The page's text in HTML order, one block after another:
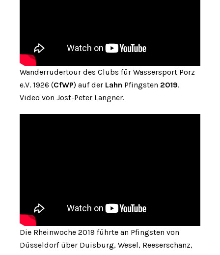
Wanderrudertour des Clubs für Wassersport Porz
e.V. 1926 (CfWP) auf der Lahn Pfingsten 2019.
Video von Jost-Peter Langner.
Die Rheinwoche 2019 führte an Pfingsten von
Düsseldorf über Duisburg, Wesel, Reeserschanz,